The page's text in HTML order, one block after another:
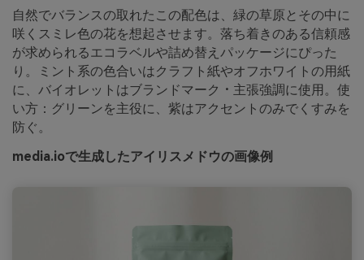
自然でバランスの取れたこの配色は、緑の草原とその中に
咲くスミレ色の花を想起させます。落ち着きのある信頼感
が求められるエコラベルや詰め替えパッケージにぴった
り。ミント系の色合いはクラフト紙やオフホワイトの用紙
に、バイオレットはブランドマーク・主張強調に使用。使
い方：グリーンを主役に、紫はアクセントのみでくすみを
防ぐ。
media.ioで生成したアイリスメドウの画像例